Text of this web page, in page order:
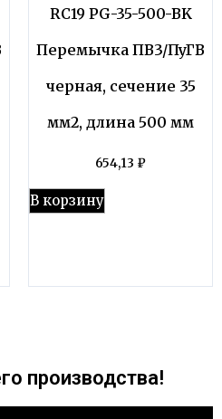
RC19 PG-35-500-BK
Перемычка ПВ3/ПуГВ
черная, сечение 35
мм2, длина 500 мм
654,13 ₽
В корзину
производства!